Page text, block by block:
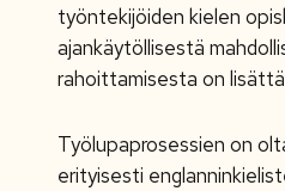
työntekijöiden kielen
ajankäytöllisestä
rahoittamisesta on
Työlupaprosessien on
erityisesti